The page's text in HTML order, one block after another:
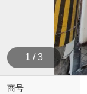
1 / 3
商号